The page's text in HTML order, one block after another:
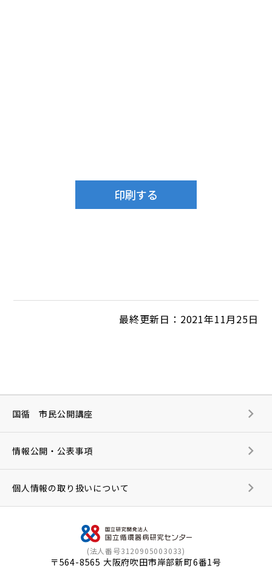
最終更新日：2021年11月25日
(法人番号3120905003033)
〒564-8565 大阪府吹田市岸部新町6番1号
国循 市民公開講座
情報公開・公表事項
個人情報の取り扱いについて